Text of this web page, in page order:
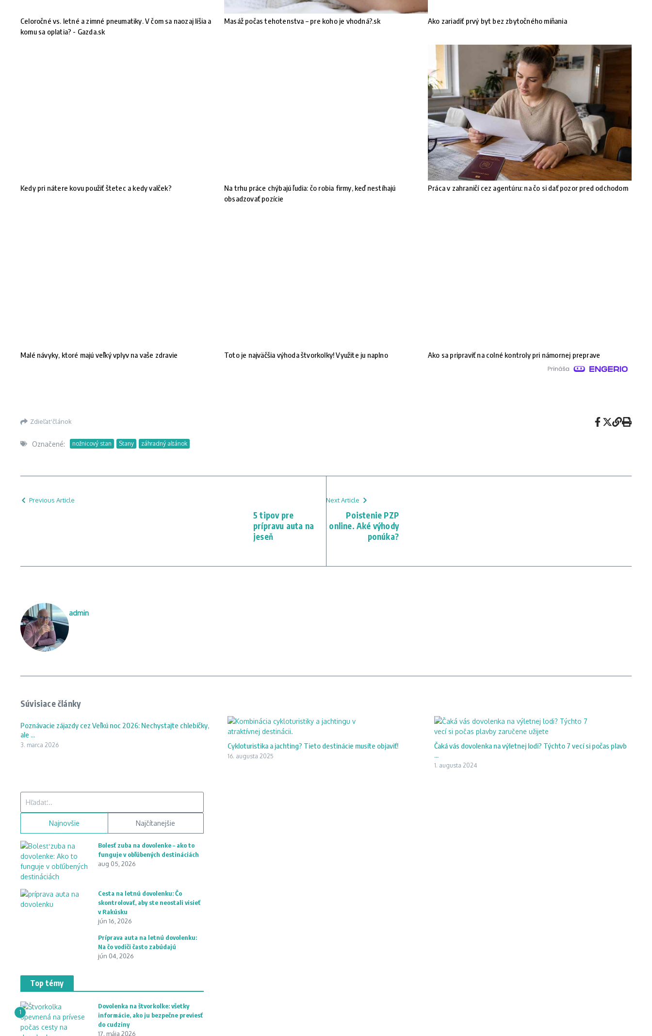
Celoročné vs. letné a zimné pneumatiky. V čom sa naozaj líšia a
komu sa oplatia? - Gazda.sk
Masáž počas tehotenstva – pre koho je vhodná?.sk Ako zariadiť prvý byt bez zbytočného míňania
Kedy pri nátere kovu použiť štetec a kedy valček?
Na trhu práce chýbajú ľudia: čo robia firmy, keď nestíhajú
obsadzovať pozície
Práca v zahraničí cez agentúru: na čo si dať pozor pred odchodom
Malé návyky, ktoré majú veľký vplyv na vaše zdravie Toto je najväčšia výhoda štvorkolky! Využite ju naplno Ako sa pripraviť na colné kontroly pri námornej preprave
Zdieľať článok
Označené: nožnicový stan Stany záhradný altánok
Previous Article
5 tipov pre
prípravu auta na
jeseň
Next Article
Poistenie PZP
online. Aké výhody
ponúka?
admin
Súvisiace články
Poznávacie zájazdy cez Veľkú noc 2026: Nechystajte chlebíčky,
ale ...
3. marca 2026 Cykloturistika a jachting? Tieto destinácie musíte objaviť!
16. augusta 2025
Čaká vás dovolenka na výletnej lodi? Týchto 7 vecí si počas plavb
...
1. augusta 2024
Najnovšie Najčítanejšie
Bolesť zuba na dovolenke – ako to
funguje v obľúbených destináciách
aug 05, 2026
Cesta na letnú dovolenku: Čo
skontrolovať, aby ste neostali visieť
v Rakúsku
jún 16, 2026
Príprava auta na letnú dovolenku:
Na čo vodiči často zabúdajú
jún 04, 2026
Top témy
1
Dovolenka na štvorkolke: všetky
informácie, ako ju bezpečne previesť
do cudziny
17. mája 2026